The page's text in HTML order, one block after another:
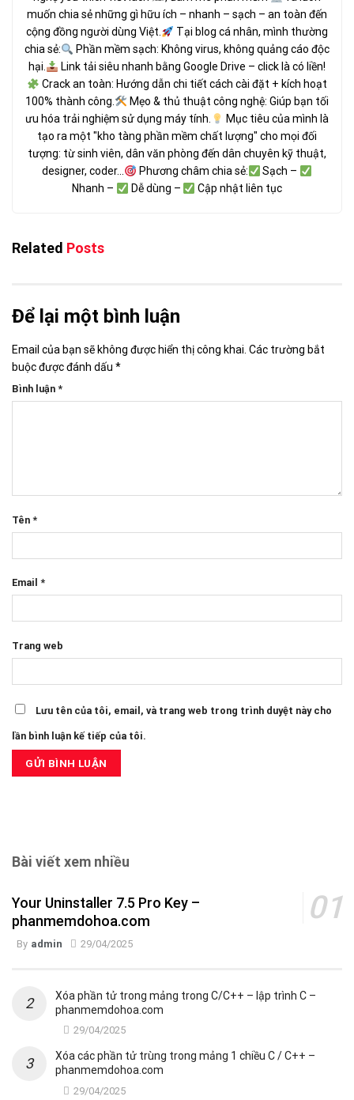
muốn chia sẻ những gì hữu ích – nhanh – sạch – an toàn đến
cộng đồng người dùng Việt.
Tại blog cá nhân, mình thường
chia sẻ:
Phần mềm sạch: Không virus, không quảng cáo độc
hại.
Link tải siêu nhanh bằng Google Drive – click là có liền!
Crack an toàn: Hướng dẫn chi tiết cách cài đặt + kích hoạt
100% thành công.
Mẹo & thủ thuật công nghệ: Giúp bạn tối
ưu hóa trải nghiệm sử dụng máy tính.
Mục tiêu của mình là
tạo ra một "kho tàng phần mềm chất lượng" cho mọi đối
tượng: từ sinh viên, dân văn phòng đến dân chuyên kỹ thuật,
designer, coder...
Phương châm chia sẻ:
Sạch –
Nhanh –
Dễ dùng – Cập nhật liên tục
Related Posts
Để lại một bình luận
Email của bạn sẽ không được hiển thị công khai. Các trường bắt
buộc được đánh dấu *
Bình luận *
Tên *
Email *
Trang web
Lưu tên của tôi, email, và trang web trong trình duyệt này cho
lần bình luận kế tiếp của tôi.
Bài viết xem nhiều
Your Uninstaller 7.5 Pro Key –
phanmemdohoa.com
By admin 29/04/2025
Xóa phần tử trong mảng trong C/C++ – lập trình C –
phanmemdohoa.com
29/04/2025
Xóa các phần tử trùng trong mảng 1 chiều C / C++ –
phanmemdohoa.com
29/04/2025